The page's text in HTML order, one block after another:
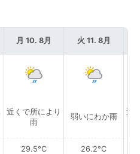
月 10. 8月
近くで所により
雨
29.5°C
火 11. 8月
弱いにわか雨
26.2°C
近